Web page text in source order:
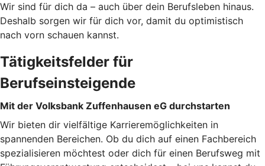
Wir sind für dich da – auch über dein Berufsleben hinaus.
Deshalb sorgen wir für dich vor, damit du optimistisch
nach vorn schauen kannst.
Tätigkeitsfelder für
Berufseinsteigende
Mit der Volksbank Zuffenhausen eG durchstarten
Wir bieten dir vielfältige Karrieremöglichkeiten in
spannenden Bereichen. Ob du dich auf einen Fachbereich
spezialisieren möchtest oder dich für einen Berufsweg mit